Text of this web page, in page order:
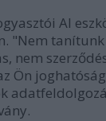
AI
"Nem
nem
Ön